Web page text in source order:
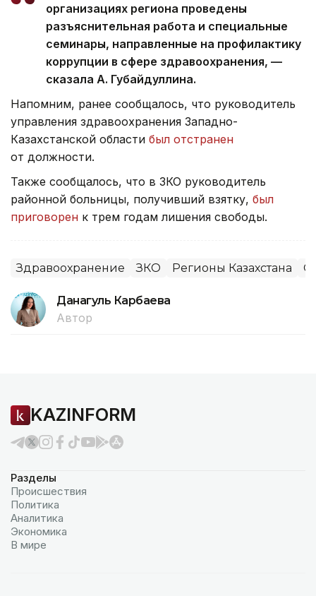
организациях региона проведены
разъяснительная работа и специальные
семинары, направленные на профилактику
коррупции в сфере здравоохранения, —
сказала А. Губайдуллина.
Напомним, ранее сообщалось, что руководитель
управления здравоохранения Западно-
Казахстанской области был отстранен
от должности.
Также сообщалось, что в ЗКО руководитель
районной больницы, получивший взятку, был
приговорен к трем годам лишения свободы.
Здравоохранение ЗКО Регионы Казахстана
Данагуль Карбаева
Автор
KAZINFORM
Разделы
Происшествия
Политика
Аналитика
Экономика
В мире